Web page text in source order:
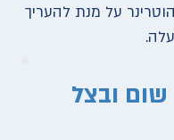
על מנת להעריך
שום ובצל